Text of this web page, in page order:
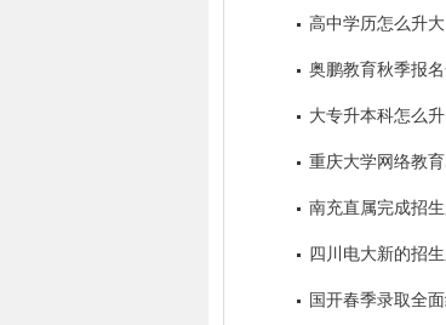
统今日定型
高中学历怎么升大
奥鹏教育秋季报
大专升本科怎么升
大专生怎样考本科？
重庆大学网络教育
7号开始报名！
南充直属完成招
务中心建设
四川电大新的招
统即将投入使用
国开春季录取全